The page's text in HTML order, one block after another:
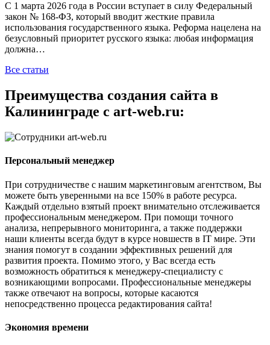
С 1 марта 2026 года в России вступает в силу Федеральный
закон № 168-ФЗ, который вводит жесткие правила
использования государственного языка. Реформа нацелена на
безусловный приоритет русского языка: любая информация
должна…
Все статьи
Преимущества создания сайта в
Калининграде с art-web.ru:
Персональный менеджер
При сотрудничестве с нашим маркетинговым агентством, Вы
можете быть уверенными на все 150% в работе ресурса.
Каждый отдельно взятый проект внимательно отслеживается
профессиональным менеджером. При помощи точного
анализа, непрерывного мониторинга, а также поддержки
наши клиенты всегда будут в курсе новшеств в IT мире. Эти
знания помогут в создании эффективных решений для
развития проекта. Помимо этого, у Вас всегда есть
возможность обратиться к менеджеру-специалисту с
возникающими вопросами. Профессиональные менеджеры
также отвечают на вопросы, которые касаются
непосредственно процесса редактирования сайта!
Экономия времени